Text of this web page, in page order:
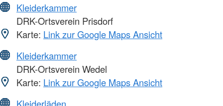
Kleiderkammer
DRK-Ortsverein Prisdorf
Karte: Link zur Google Maps Ansicht
Kleiderkammer
DRK-Ortsverein Wedel
Karte: Link zur Google Maps Ansicht